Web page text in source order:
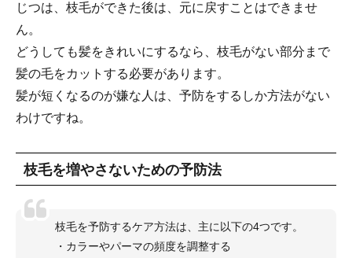
じつは、枝毛ができた後は、元に戻すことはできませ
ん。
どうしても髪をきれいにするなら、枝毛がない部分まで
髪の毛をカットする必要があります。
髪が短くなるのが嫌な人は、予防をするしか方法がない
わけですね。
枝毛を増やさないための予防法
枝毛を予防するケア方法は、主に以下の4つです。
・カラーやパーマの頻度を調整する